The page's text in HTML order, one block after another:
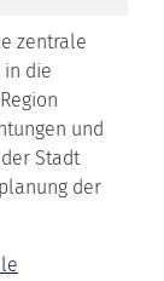
zentrale
in die
und
Stadt
der